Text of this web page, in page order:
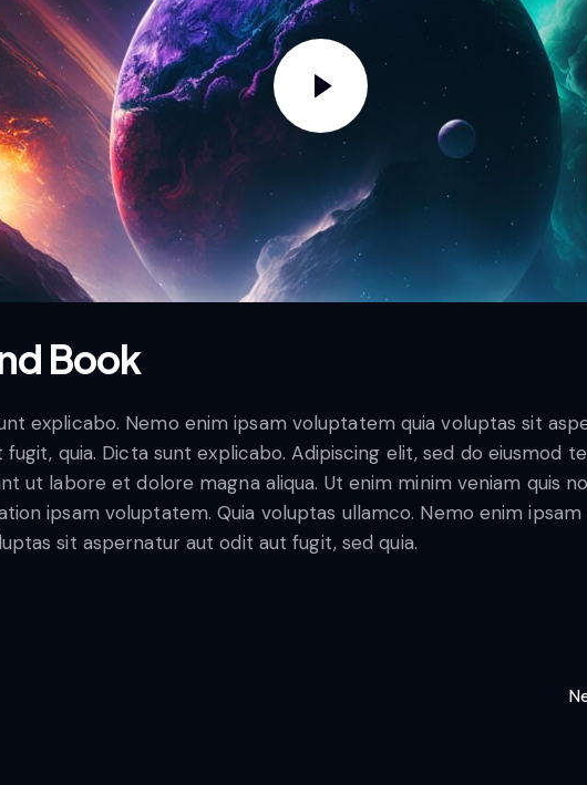
Book
explicabo. Nemo enim ipsam voluptatem quia voluptas sit
fugit, quia. Dicta sunt explicabo. Adipiscing elit, sed do eiusmod
ut labore et dolore magna aliqua. Ut enim minim veniam quis
ipsam voluptatem. Quia voluptas ullamco. Nemo enim
sit aspernatur aut odit aut fugit, sed quia.